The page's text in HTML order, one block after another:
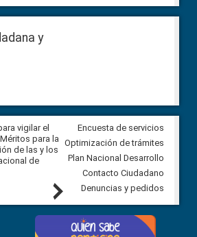
y
vigilar el
para la
de las y los
de
Veeduría para realizar el
seguimiento de la gestión
Autónomo Descentralizado
parroquial rural de Calacalí
6 agosto, 2026
Next
Encuesta de servicios
Optimización de trámites
Plan Nacional Desarrollo
Contacto Ciudadano
Denuncias y pedidos